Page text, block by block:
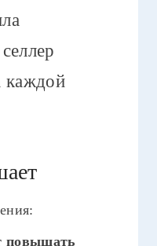
каждой
повышать